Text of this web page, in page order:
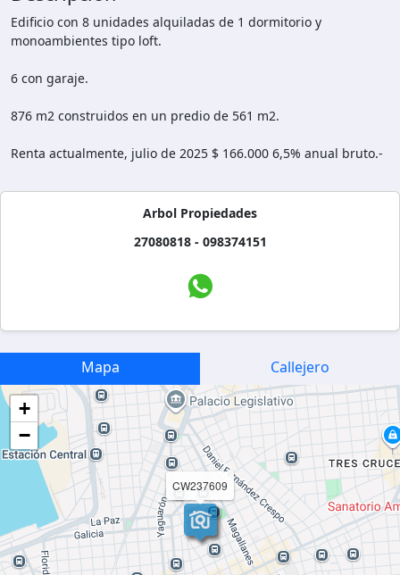
Edificio con 8 unidades alquiladas de 1 dormitorio y
monoambientes tipo loft.
6 con garaje.
876 m2 construidos en un predio de 561 m2.
Renta actualmente, julio de 2025 $ 166.000 6,5% anual bruto.-
Arbol Propiedades
27080818 - 098374151
Mapa Callejero
CW237609
+
−